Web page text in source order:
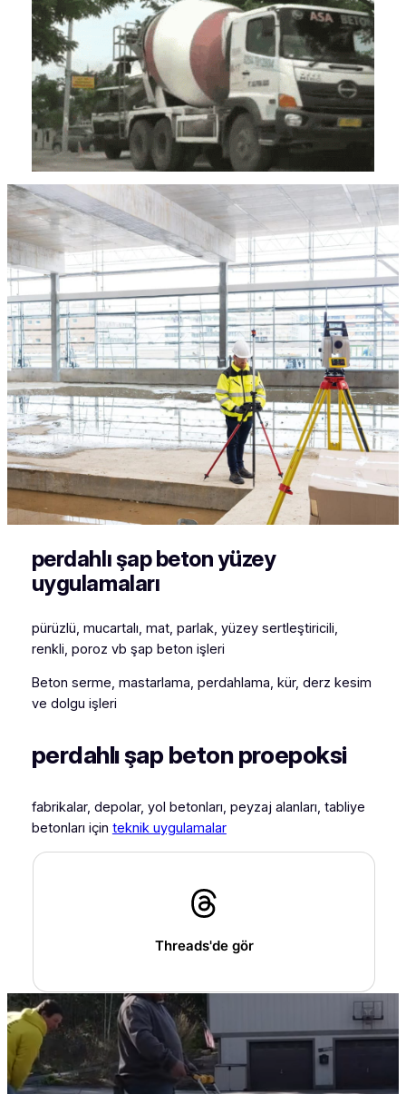
perdahlı şap beton yüzey
uygulamaları
pürüzlü, mucartalı, mat, parlak, yüzey sertleştiricili,
renkli, poroz vb şap beton işleri
Beton serme, mastarlama, perdahlama, kür, derz kesim
ve dolgu işleri
perdahlı şap beton proepoksi
fabrikalar, depolar, yol betonları, peyzaj alanları, tabliye
betonları için teknik uygulamalar
Threads'de gör